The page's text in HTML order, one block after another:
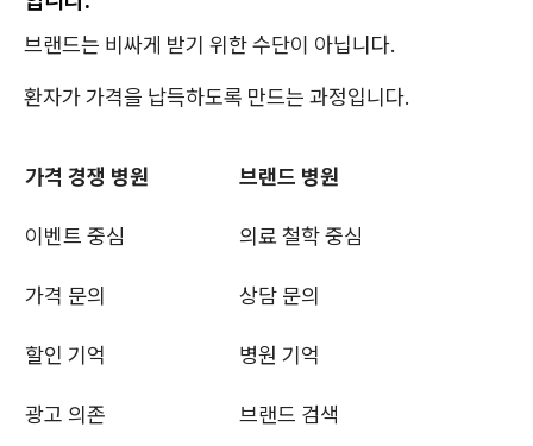
브랜드는 비싸게 받기 위한 수단이 아닙니다.
환자가 가격을 납득하도록 만드는 과정입니다.
가격 경쟁 병원 브랜드 병원
이벤트 중심 의료 철학 중심
가격 문의 상담 문의
할인 기억 병원 기억
광고 의존 브랜드 검색